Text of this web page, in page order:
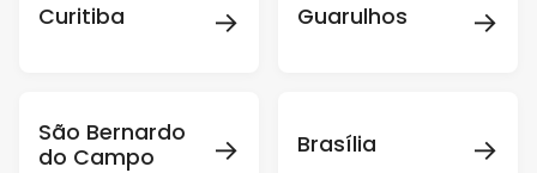
Curitiba → Guarulhos →
São Bernardo
do Campo
→ Brasília →